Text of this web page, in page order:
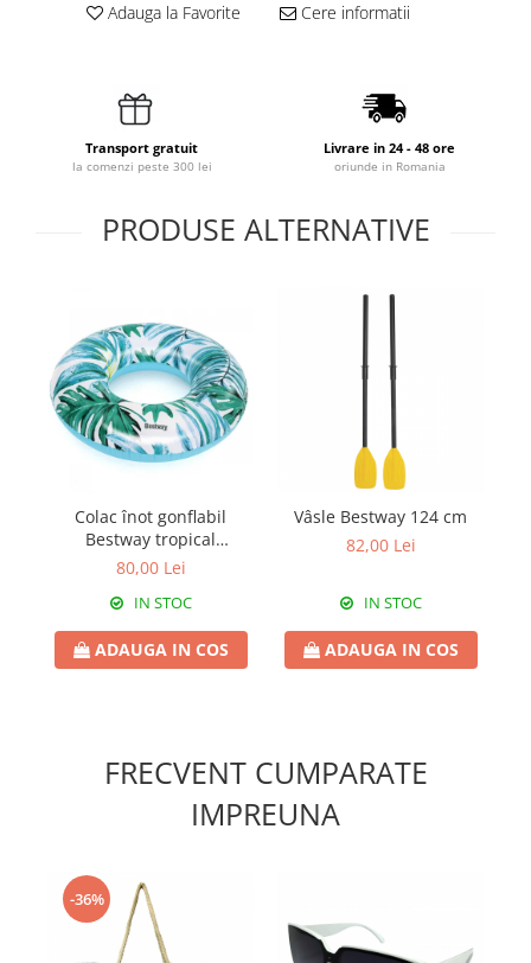
Adauga la Favorite Cere informatii
Transport gratuit
la comenzi peste 300 lei
Livrare in 24 - 48 ore
oriunde in Romania
PRODUSE ALTERNATIVE
Colac înot gonflabil
Bestway tropical
diametru 119 cm
80,00 Lei
IN STOC
ADAUGA IN COS
Vâsle Bestway 124 cm
82,00 Lei
IN STOC
ADAUGA IN COS
FRECVENT CUMPARATE
IMPREUNA
-36%